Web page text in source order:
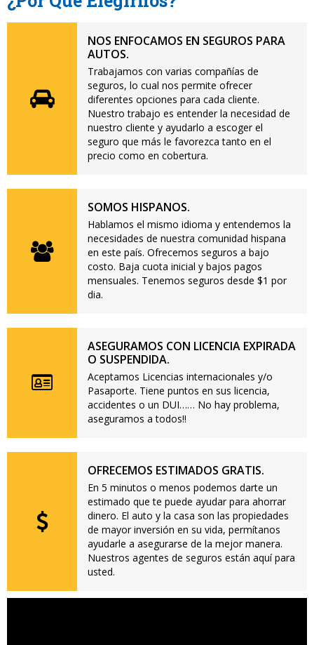
NOS ENFOCAMOS EN SEGUROS PARA
AUTOS.
Trabajamos con varias compañías de
seguros, lo cual nos permite ofrecer
diferentes opciones para cada cliente.
Nuestro trabajo es entender la necesidad de
nuestro cliente y ayudarlo a escoger el
seguro que más le favorezca tanto en el
precio como en cobertura.
SOMOS HISPANOS.
Hablamos el mismo idioma y entendemos la
necesidades de nuestra comunidad hispana
en este país. Ofrecemos seguros a bajo
costo. Baja cuota inicial y bajos pagos
mensuales. Tenemos seguros desde $1 por
dia.
ASEGURAMOS CON LICENCIA EXPIRADA
O SUSPENDIDA.
Aceptamos Licencias internacionales y/o
Pasaporte. Tiene puntos en sus licencia,
accidentes o un DUI…… No hay problema,
aseguramos a todos!!
OFRECEMOS ESTIMADOS GRATIS.
En 5 minutos o menos podemos darte un
estimado que te puede ayudar para ahorrar
dinero. El auto y la casa son las propiedades
de mayor inversión en su vida, permítanos
ayudarle a asegurarse de la mejor manera.
Nuestros agentes de seguros están aquí para
usted.